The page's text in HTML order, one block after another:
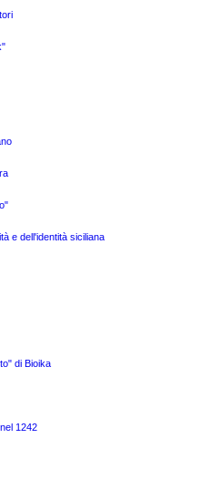
e dell'identità siciliana
di Bioika
1242